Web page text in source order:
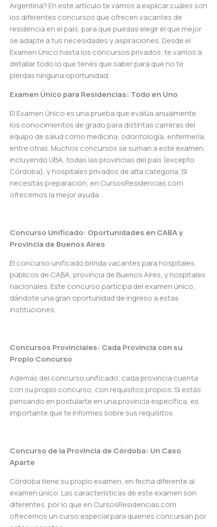
Argentina? En este artículo te vamos a explicar cuáles son
los diferentes concursos que ofrecen vacantes de
residencia en el país, para que puedas elegir el que mejor
se adapte a tus necesidades y aspiraciones. Desde el
Examen Único hasta los concursos privados, te vamos a
detallar todo lo que tenés que saber para que no te
pierdas ninguna oportunidad.
Examen Único para Residencias: Todo en Uno
El Examen Único es una prueba que evalúa anualmente
los conocimientos de grado para distintas carreras del
equipo de salud como medicina, odontología, enfermería,
entre otras. Muchos concursos se suman a este examen,
incluyendo UBA, todas las provincias del país (excepto
Córdoba), y hospitales privados de alta categoría. Si
necesitás preparación, en CursosResidencias.com
ofrecemos la mejor ayuda.
Concurso Unificado: Oportunidades en CABA y
Provincia de Buenos Aires
El concurso unificado brinda vacantes para hospitales
públicos de CABA, provincia de Buenos Aires, y hospitales
nacionales. Este concurso participa del examen único,
dándote una gran oportunidad de ingreso a estas
instituciones.
Concursos Provinciales: Cada Provincia con su
Propio Concurso
Además del concurso unificado, cada provincia cuenta
con su propio concurso, con requisitos propios. Si estás
pensando en postularte en una provincia específica, es
importante que te informes sobre sus requisitos.
Concurso de la Provincia de Córdoba: Un Caso
Aparte
Córdoba tiene su propio examen, en fecha diferente al
examen único. Las características de este examen son
diferentes, por lo que en CursosResidencias.com
ofrecemos un curso especial para quienes concursan por